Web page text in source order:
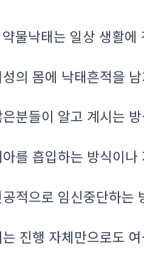
약물낙태는 일상 생활에
의 몸에 낙태흔적을
분들이 알고 계시는
를 흡입하는 방식이나
적으로 임신중단하는
진행 자체만으로도